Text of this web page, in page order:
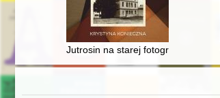
Jutrosin na starej fotografii